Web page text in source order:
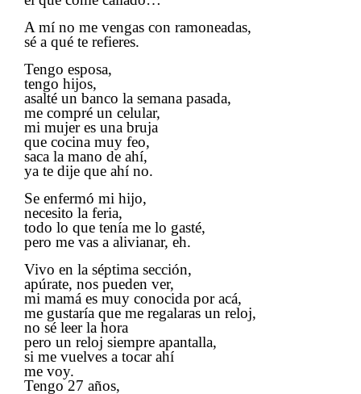
A mí no me vengas con ramoneadas,
sé a qué te refieres.
Tengo esposa,
tengo hijos,
asalté un banco la semana pasada,
me compré un celular,
mi mujer es una bruja
que cocina muy feo,
saca la mano de ahí,
ya te dije que ahí no.
Se enfermó mi hijo,
necesito la feria,
todo lo que tenía me lo gasté,
pero me vas a alivianar, eh.
Vivo en la séptima sección,
apúrate, nos pueden ver,
mi mamá es muy conocida por acá,
me gustaría que me regalaras un reloj,
no sé leer la hora
pero un reloj siempre apantalla,
si me vuelves a tocar ahí
me voy.
Tengo 27 años,